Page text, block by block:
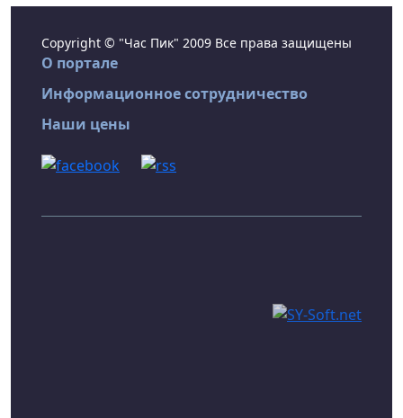
Copyright © "Час Пик" 2009 Все права защищены
О портале
Информационное сотрудничество
Наши цены